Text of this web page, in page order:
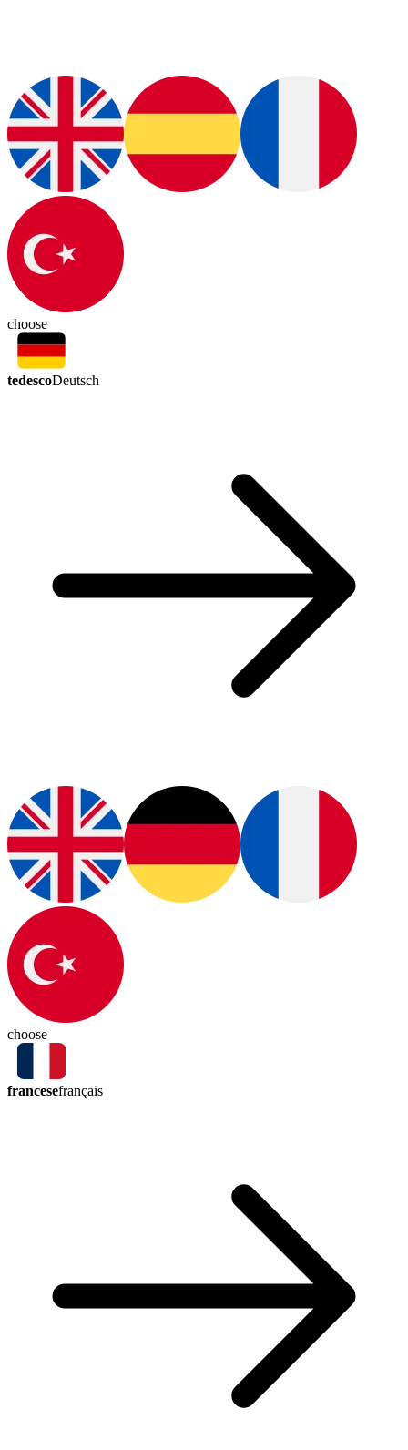
choose
tedescoDeutsch
choose
francesefrançais